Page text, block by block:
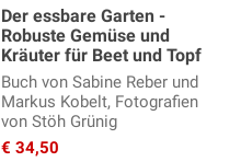
Der essbare Garten -
Robuste Gemüse und
Kräuter für Beet und Topf
Buch von Sabine Reber und
Markus Kobelt, Fotografien
von Stöh Grünig
€ 34,50